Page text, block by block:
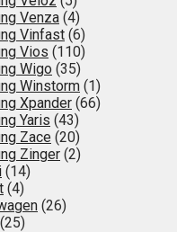
Venza (4)
Vinfast (6)
Vios (110)
Wigo (35)
Winstorm (1)
Xpander (66)
Yaris (43)
Zace (20)
Zinger (2)
(14)
(4)
(26)
(25)